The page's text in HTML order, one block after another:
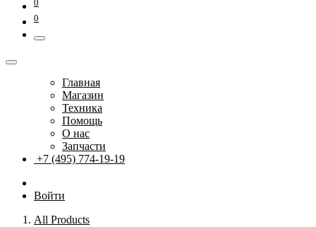
0
0
Главная
Магазин
Техника
Помощь
О нас
Запчасти
+7 (495) 774-19-19
Войти
All Products